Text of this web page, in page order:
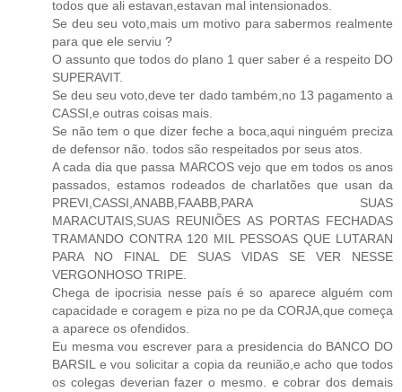
todos que ali estavan,estavan mal intensionados.
Se deu seu voto,mais um motivo para sabermos realmente
para que ele serviu ?
O assunto que todos do plano 1 quer saber é a respeito DO
SUPERAVIT.
Se deu seu voto,deve ter dado também,no 13 pagamento a
CASSI,e outras coisas mais.
Se não tem o que dizer feche a boca,aqui ninguém preciza
de defensor não. todos são respeitados por seus atos.
A cada dia que passa MARCOS vejo que em todos os anos
passados, estamos rodeados de charlatões que usan da
PREVI,CASSI,ANABB,FAABB,PARA SUAS
MARACUTAIS,SUAS REUNIÕES AS PORTAS FECHADAS
TRAMANDO CONTRA 120 MIL PESSOAS QUE LUTARAN
PARA NO FINAL DE SUAS VIDAS SE VER NESSE
VERGONHOSO TRIPE.
Chega de ipocrisia nesse país é so aparece alguém com
capacidade e coragem e piza no pe da CORJA,que começa
a aparece os ofendidos.
Eu mesma vou escrever para a presidencia do BANCO DO
BARSIL e vou solicitar a copia da reunião,e acho que todos
os colegas deverian fazer o mesmo. e cobrar dos demais